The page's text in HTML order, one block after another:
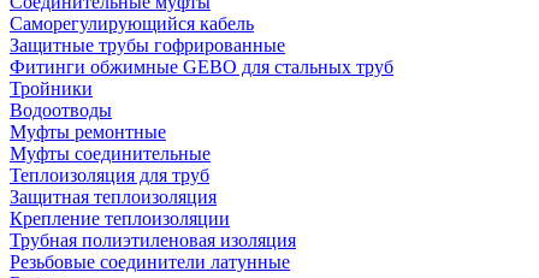
Саморегулирующийся кабель
Защитные трубы гофрированные
Фитинги обжимные GEBO для стальных труб
Тройники
Водоотводы
Муфты ремонтные
Муфты соединительные
Теплоизоляция для труб
Защитная теплоизоляция
Крепление теплоизоляции
Трубная полиэтиленовая изоляция
Резьбовые соединители латунные